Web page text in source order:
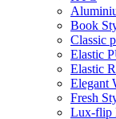
Book
Classic
Elastic
Elastic
Elegant
Fresh
Lux-flip